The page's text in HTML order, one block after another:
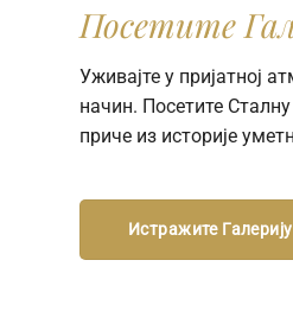
Посетите
Уживајте у пријатној
начин. Посетите
приче из историје
Истражите Галерију